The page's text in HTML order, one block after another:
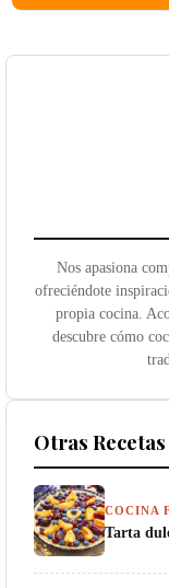
Nos apasiona
ofreciéndote
propia cocina.
descubre cómo
Otras
COCINA
Tarta